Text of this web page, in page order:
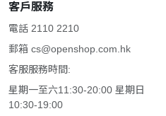
客戶服務
電話 2110 2210
郵箱 cs@openshop.com.hk
客服服務時間:
星期一至六11:30-20:00 星期日
10:30-19:00